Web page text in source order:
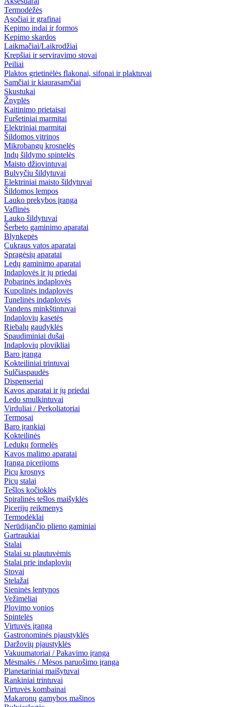
Termodėžės
Ąsočiai ir grafinai
Kepimo indai ir formos
Kepimo skardos
Laikmačiai/Laikrodžiai
Krepšiai ir serviravimo stovai
Peiliai
Plaktos grietinėlės flakonai, sifonai ir plaktuvai
Samčiai ir kiaurasamčiai
Skustukai
Žnyplės
Kaitinimo prietaisai
Furšetiniai marmitai
Elektriniai marmitai
Šildomos vitrinos
Mikrobangų krosnelės
Indų šildymo spintelės
Maisto džiovintuvai
Bulvyčiu šildytuvai
Elektriniai maisto šildytuvai
Šildomos lempos
Lauko prekybos įranga
Vaflinės
Lauko šildytuvai
Šerbeto gaminimo aparatai
Blynkepės
Cukraus vatos aparatai
Spragėsių aparatai
Ledų gaminimo aparatai
Indaplovės ir jų priedai
Pobarinės indaplovės
Kupolinės indaplovės
Tunelinės indaplovės
Vandens minkštintuvai
Indaplovių kasetės
Riebalų gaudyklės
Spaudiminiai dušai
Indaplovių plovikliai
Baro įranga
Kokteiliniai trintuvai
Sulčiaspaudės
Dispenseriai
Kavos aparatai ir jų priedai
Ledo smulkintuvai
Virduliai / Perkoliatoriai
Termosai
Baro įrankiai
Kokteilinės
Ledukų formelės
Kavos malimo aparatai
Įranga picerijoms
Picų krosnys
Picų stalai
Tešlos kočioklės
Spiralinės tešlos maišyklės
Picerijų reikmenys
Termodėklai
Nerūdijančio plieno gaminiai
Gartraukiai
Stalai
Stalai su plautuvėmis
Stalai prie indaplovių
Stovai
Stelažai
Sieninės lentynos
Vežimėliai
Plovimo vonios
Spintelės
Virtuvės įranga
Gastronominės pjaustyklės
Daržovių pjaustyklės
Vakuumatoriai / Pakavimo įranga
Mėsmalės / Mėsos paruošimo įranga
Planetariniai maišytuvai
Rankiniai trintuvai
Virtuvės kombainai
Makaronų gamybos mašinos